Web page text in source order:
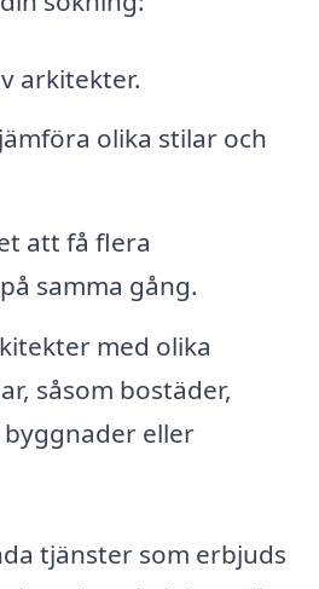
arkitekter.
olika stilar och
att få flera
samma gång.
med olika
såsom bostäder,
eller
tjänster som erbjuds